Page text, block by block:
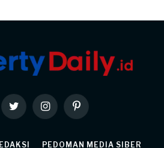
Twitter InstagramPinterest
PEDOMAN MEDIA SIBER